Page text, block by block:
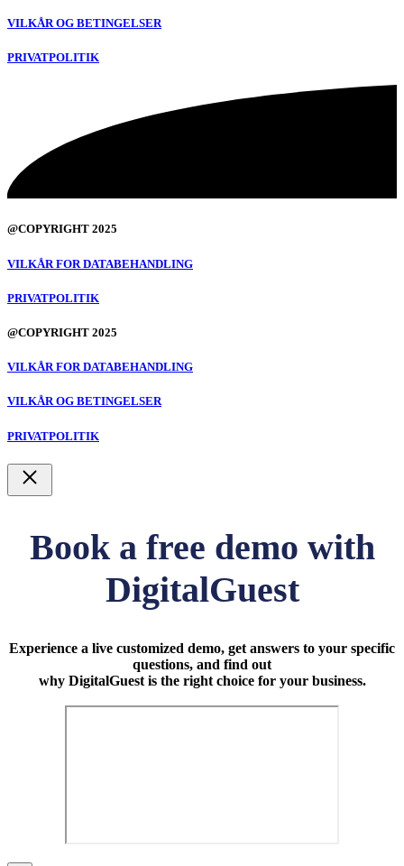
VILKÅR OG BETINGELSER
PRIVATPOLITIK
@COPYRIGHT 2025
VILKÅR FOR DATABEHANDLING
PRIVATPOLITIK
@COPYRIGHT 2025
VILKÅR FOR DATABEHANDLING
VILKÅR OG BETINGELSER
PRIVATPOLITIK
Book a free demo with
DigitalGuest
Experience a live customized demo, get answers to your specific
questions, and find out
why DigitalGuest is the right choice for your business.